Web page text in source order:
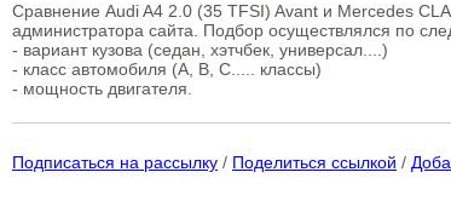
Сравнение Audi A4 2.0 (35 TFSI) Avant и Mercedes
администратора сайта. Подбор осуществлялся по
- вариант кузова (седан, хэтчбек, универсал....)
- класс автомобиля (A, B, C..... классы)
- мощность двигателя.
Подписаться на рассылку / Поделиться ссылкой /